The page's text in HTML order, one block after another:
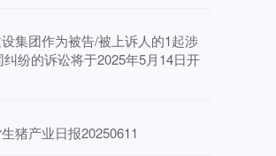
集团作为被告/被上诉人的1起涉
纷的诉讼将于2025年5月14日开
猪产业日报20250611